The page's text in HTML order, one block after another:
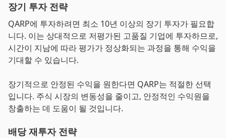
장기 투자 전략
QARP에 투자하려면 최소 10년 이상의 장기 투자가 필요합
니다. 이는 상대적으로 저평가된 고품질 기업에 투자하므로,
시간이 지남에 따라 평가가 정상화되는 과정을 통해 수익을
기대할 수 있습니다.
장기적으로 안정된 수익을 원한다면 QARP는 적절한 선택
입니다. 주식 시장의 변동성을 줄이고, 안정적인 수익원을
창출하는 데 도움이 될 것입니다.
배당 재투자 전략